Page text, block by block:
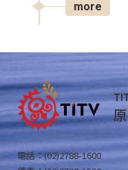
more
電話：(02)2788-1600